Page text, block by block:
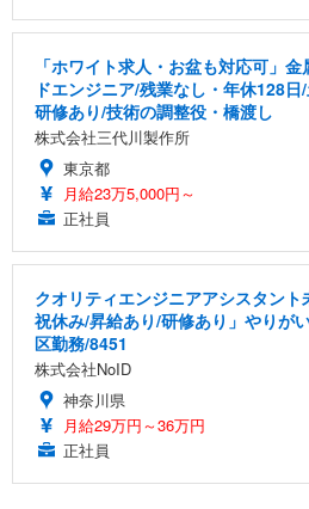
「ホワイト求人・お盆も対応可」
ドエンジニア/残業なし・年休128
研修あり/技術の調整役・橋渡し
株式会社三代川製作所
東京都
月給23万5,000円～
正社員
クオリティエンジニアアシスタン
祝休み/昇給あり/研修あり」やりが
区勤務/8451
株式会社NoID
神奈川県
月給29万円～36万円
正社員